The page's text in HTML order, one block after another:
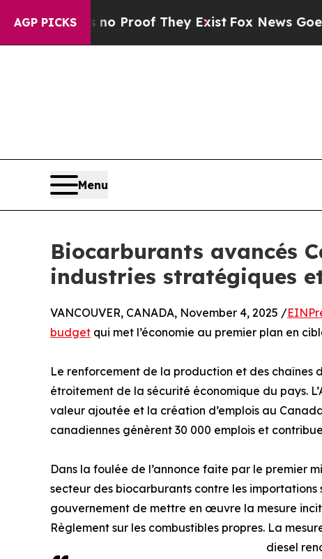
AGP PICKS
Offers no Proof They Exist Fox News Goes
Menu
Biocarburants avancés
industries stratégiques
VANCOUVER, CANADA, November 4, 2025 /
budget qui met l’économie au premier plan en
Le renforcement de la production et des chaînes
étroitement de la sécurité économique du pays.
valeur ajoutée et la création d’emplois au
canadiennes génèrent 30 000 emplois et
Dans la foulée de l’annonce faite par le premier
secteur des biocarburants contre les importations
gouvernement de mettre en œuvre la mesure
Règlement sur les combustibles propres. La
diesel